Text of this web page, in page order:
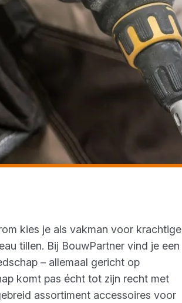
kies je als vakman voor krachtige
tillen. Bij BouwPartner vind je een
– allemaal gericht op
komt pas écht tot zijn recht met
assortiment accessoires voor